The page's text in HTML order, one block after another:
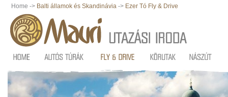
Home -> Balti államok és Skandinávia -> Ezer Tó Fly & Drive